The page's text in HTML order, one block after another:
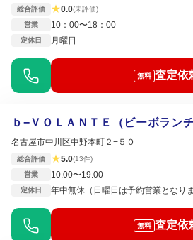
総合評価 ★0.0(未評価)
営業
10：00〜18：00
定休日 月曜日
無料 査定依
ｂ−ＶＯＬＡＮＴＥ（ビーボランチ
名古屋市中川区中野本町２−５０
総合評価 ★5.0(13件)
営業
10:00〜19:00
定休日 年中無休（日曜日は予約営業となりま
無料 査定依